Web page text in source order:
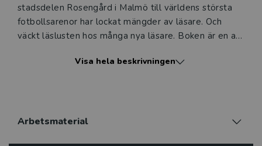
stadsdelen Rosengård i Malmö till världens största
fotbollsarenor har lockat mängder av läsare. Och
väckt läslusten hos många nya läsare. Boken är en av
Jag är Zlatan är stilsäkert bearbetad av författaren
på Vilja förlag, i bearbetning av Carina Edling. Bokens
Visa hela beskrivningen
Arbetsmaterial